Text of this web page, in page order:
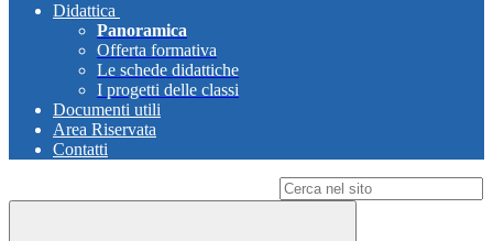
Didattica
Panoramica
Offerta formativa
Le schede didattiche
I progetti delle classi
Documenti utili
Area Riservata
Contatti